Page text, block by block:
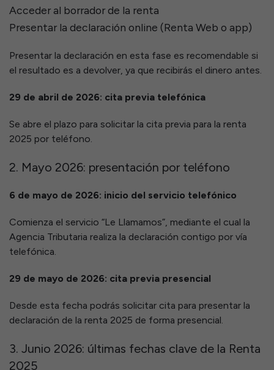
Acceder al borrador de la renta
Presentar la declaración online (Renta Web o app)
Presentar la declaración en esta fase es recomendable si
el resultado es a devolver, ya que recibirás el dinero antes.
29 de abril de 2026: cita previa telefónica
Se abre el plazo para solicitar la cita previa para la renta
2025 por teléfono.
2. Mayo 2026: presentación por teléfono
6 de mayo de 2026: inicio del servicio telefónico
Comienza el servicio “Le Llamamos”, mediante el cual la
Agencia Tributaria realiza la declaración contigo por vía
telefónica.
29 de mayo de 2026: cita previa presencial
Desde esta fecha podrás solicitar cita para presentar la
declaración de la renta 2025 de forma presencial.
3. Junio 2026: últimas fechas clave de la Renta
2025